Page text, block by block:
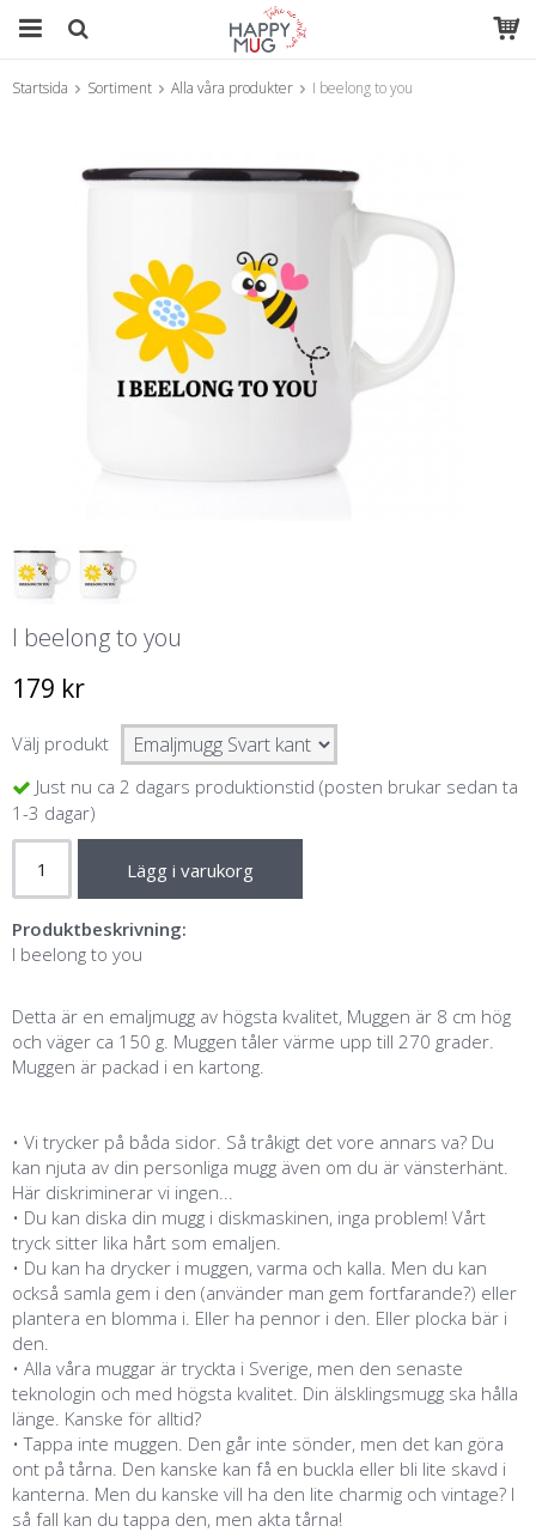
Startsida Sortiment Alla våra produkter I beelong to you
I beelong to you
179 kr
Välj produkt
Just nu ca 2 dagars produktionstid (posten brukar sedan ta
1-3 dagar)
Lägg i varukorg
Produktbeskrivning:
I beelong to you
Detta är en emaljmugg av högsta kvalitet, Muggen är 8 cm hög
och väger ca 150 g. Muggen tåler värme upp till 270 grader.
Muggen är packad i en kartong.
• Vi trycker på båda sidor. Så tråkigt det vore annars va? Du
kan njuta av din personliga mugg även om du är vänsterhänt.
Här diskriminerar vi ingen...
• Du kan diska din mugg i diskmaskinen, inga problem! Vårt
tryck sitter lika hårt som emaljen.
• Du kan ha drycker i muggen, varma och kalla. Men du kan
också samla gem i den (använder man gem fortfarande?) eller
plantera en blomma i. Eller ha pennor i den. Eller plocka bär i
den.
• Alla våra muggar är tryckta i Sverige, men den senaste
teknologin och med högsta kvalitet. Din älsklingsmugg ska hålla
länge. Kanske för alltid?
• Tappa inte muggen. Den går inte sönder, men det kan göra
ont på tårna. Den kanske kan få en buckla eller bli lite skavd i
kanterna. Men du kanske vill ha den lite charmig och vintage? I
så fall kan du tappa den, men akta tårna!